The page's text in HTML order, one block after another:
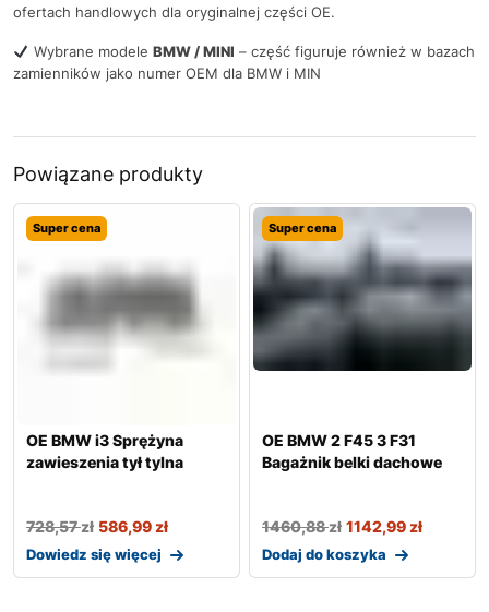
ofertach handlowych dla oryginalnej części OE.
Wybrane modele BMW / MINI – część figuruje również w bazach
zamienników jako numer OEM dla BMW i MIN
Powiązane produkty
Super cena
OE BMW i3 Sprężyna
zawieszenia tył tylna
728,57zł 586,99zł
Dowiedz się więcej
Super cena
OE BMW 2 F45 3 F31
Bagażnik belki dachowe
1460,88zł 1142,99zł
Dodaj do koszyka